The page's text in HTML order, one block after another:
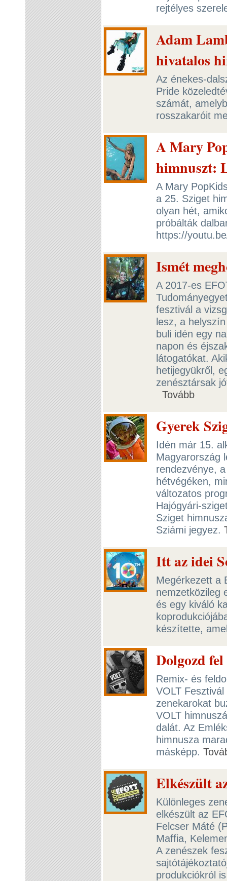
rejtélyes
Adam
hivatalos
Az énekes-
Pride
számát,
rosszakaróit
A Mary
himnuszt:
A Mary
a 25. Sziget
olyan hét,
próbálták
https://
Ismét
A 2017-es
fesztivál a
lesz, a
buli idén egy
napon és
látogatókat.
hetijegyükről,
zenésztársak
Tovább
Gyerek
Idén már 15.
Magyarország
rendezvénye,
hétvégéken,
változatos
Hajógyári-
Sziget
Sziámi jegyez.
Itt az idei
Megérkezett a
nemzetközileg
és egy kiváló
készítette,
Dolgozd
Remix- és
VOLT
zenekarokat
VOLT
dalát. Az
himnusza
másképp.
Elkészült
Különleges
elkészült az
Felcser Máté
Maffia,
A zenészek
produkciókról